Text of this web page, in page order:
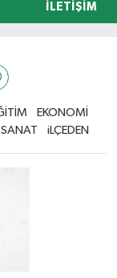
İLETIŞIM
EKONOMİ
SANAT iLÇEDEN